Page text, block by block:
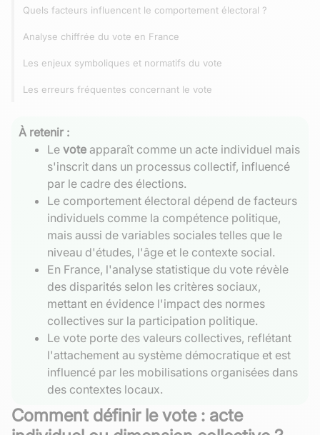
Quels facteurs influencent le comportement électoral ?
Analyse chiffrée du vote en France
Les enjeux symboliques et normatifs du vote
Les erreurs fréquentes concernant le vote
À retenir :
Le vote apparaît comme un acte individuel mais
s'inscrit dans un processus collectif, influencé
par le cadre des élections.
Le comportement électoral dépend de facteurs
individuels comme la compétence politique,
mais aussi de variables sociales telles que le
niveau d'études, l'âge et le contexte social.
En France, l'analyse statistique du vote révèle
des disparités selon les critères sociaux,
mettant en évidence l'impact des normes
collectives sur la participation politique.
Le vote porte des valeurs collectives, reflétant
l'attachement au système démocratique et est
influencé par les mobilisations organisées dans
des contextes locaux.
Comment définir le vote : acte